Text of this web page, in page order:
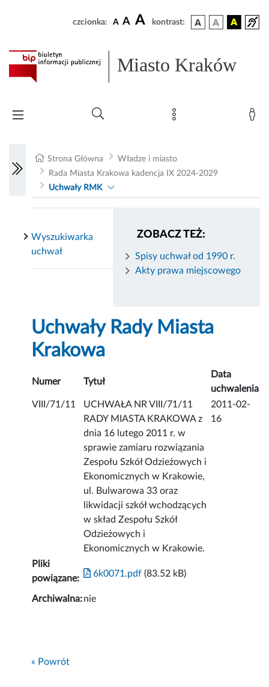
czcionka: A A A kontrast:
Miasto Kraków
Strona Główna
Władze i miasto
Rada Miasta Krakowa kadencja IX 2024-2029
Uchwały RMK
ZOBACZ TEŻ:
Spisy uchwał od 1990 r.
Akty prawa miejscowego
Wyszukiwarka
uchwał
Uchwały Rady Miasta
Krakowa
Numer Tytuł
Data
uchwalenia
VIII/71/11
UCHWAŁA NR VIII/71/11
RADY MIASTA KRAKOWA z
dnia 16 lutego 2011 r. w
sprawie zamiaru rozwiązania
Zespołu Szkół Odzieżowych i
Ekonomicznych w Krakowie,
ul. Bulwarowa 33 oraz
likwidacji szkół wchodzących
w skład Zespołu Szkół
Odzieżowych i
Ekonomicznych w Krakowie.
2011-02-
16
Pliki
powiązane:
6k0071.pdf (83.52 kB)
Archiwalna:nie
« Powrót